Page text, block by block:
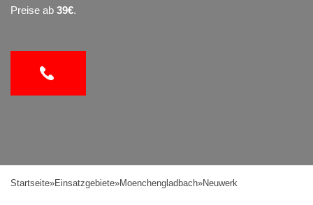
Preise ab 39€.
Startseite»Einsatzgebiete»Moenchengladbach»Neuwerk